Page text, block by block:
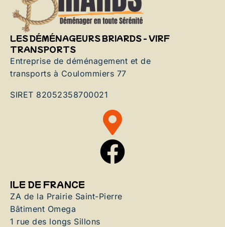
LES DÉMÉNAGEURS BRIARDS - VIRF
TRANSPORTS
Entreprise de déménagement et de
transports à Coulommiers 77
SIRET 82052358700021
ILE DE FRANCE
ZA de la Prairie Saint-Pierre
Bâtiment Omega
1 rue des longs Sillons